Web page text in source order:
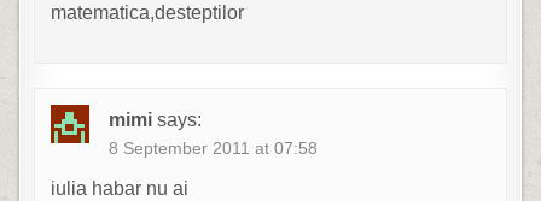
matematica,desteptilor
mimi says:
8 September 2011 at 07:58
iulia habar nu ai